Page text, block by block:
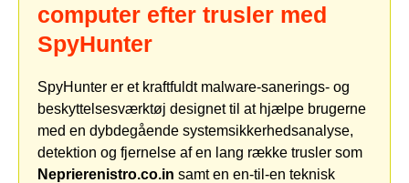
computer efter trusler med
SpyHunter
SpyHunter er et kraftfuldt malware-sanerings- og
beskyttelsesværktøj designet til at hjælpe brugerne
med en dybdegående systemsikkerhedsanalyse,
detektion og fjernelse af en lang række trusler som
Neprierenistro.co.in samt en en-til-en teknisk